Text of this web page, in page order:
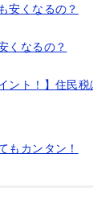
安くなるの？
くなるの？
ント！】住民
もカンタン！